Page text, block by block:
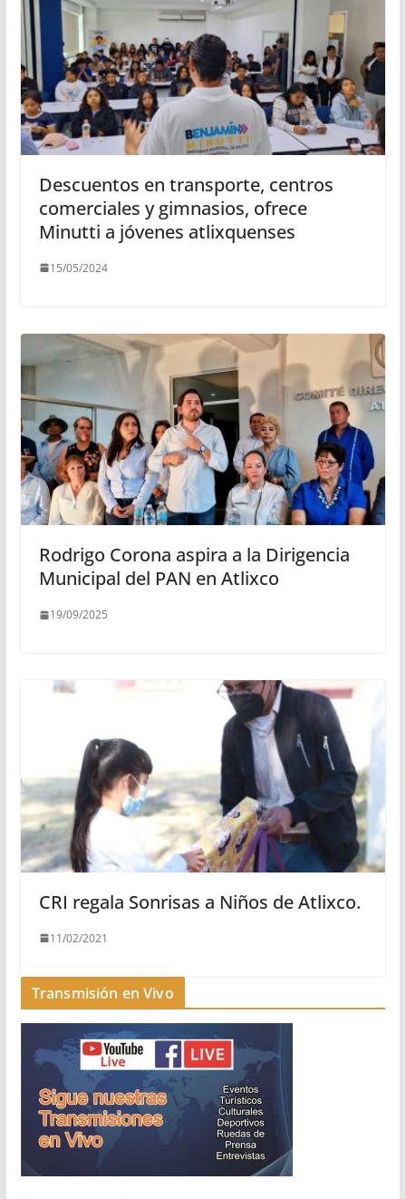
Descuentos en transporte, centros
comerciales y gimnasios, ofrece
Minutti a jóvenes atlixquenses
15/05/2024
Rodrigo Corona aspira a la Dirigencia
Municipal del PAN en Atlixco
19/09/2025
CRI regala Sonrisas a Niños de Atlixco.
11/02/2021
Transmisión en Vivo